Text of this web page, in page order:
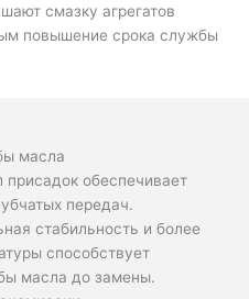
смазку агрегатов
повышение срока службы
масла
обеспечивает
передач.
стабильность и более
способствует
масла до замены.